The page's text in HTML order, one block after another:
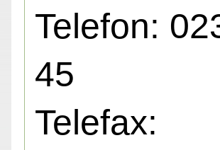
Telefon:
45
Telefax: